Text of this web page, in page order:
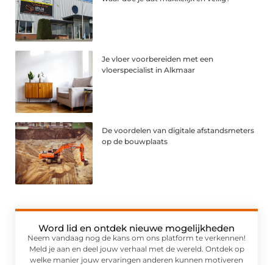
Je vloer voorbereiden met een
vloerspecialist in Alkmaar
De voordelen van digitale afstandsmeters
op de bouwplaats
Word lid en ontdek nieuwe mogelijkheden
Neem vandaag nog de kans om ons platform te verkennen!
Meld je aan en deel jouw verhaal met de wereld. Ontdek op
welke manier jouw ervaringen anderen kunnen motiveren